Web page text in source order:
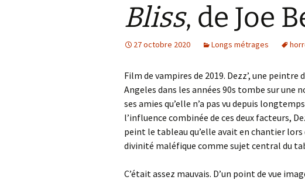
Bliss, de Joe
27 octobre 2020 Longs métrages
Film de vampires de 2019. Dezz’, une peintre
Angeles dans les années 90s tombe sur une
ses amies qu’elle n’a pas vu depuis
l’influence combinée de ces deux facteurs,
peint le tableau qu’elle avait en chantier
divinité maléfique comme sujet central du
C’était assez mauvais. D’un point de vue